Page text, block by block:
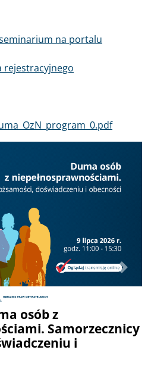
na portalu
rejestracyjnego
osób z
Samorzecznicy
i
Dalej